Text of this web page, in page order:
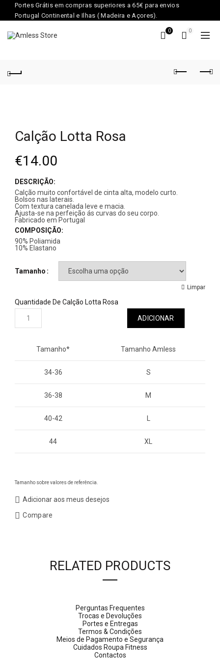
Portes Grátis em compras superiores a 65€ para envios
Portugal Continental e Ilhas ( Madeira e Açores).
0 0
Calção Lotta Rosa
€14.00
DESCRIÇÃO:
Calção muito confortável de cinta alta, modelo curto.
Bolsos nas laterais.
Com textura canelada leve e macia.
Ajusta-se na perfeição ás curvas do seu corpo.
Fabricado em Portugal
COMPOSIÇÃO:
90% Poliamida
10% Elastano
Tamanho
Limpar
Quantidade De Calção Lotta Rosa
ADICIONAR
Tamanho* Tamanho Amless
34-36 S
36-38 M
40-42
44 XL
Tamanho sobre valores de referência.
Adicionar aos meus desejos
Compare
RELATED PRODUCTS
Perguntas Frequentes
Trocas e Devoluções
Portes e Entregas
Termos & Condições
Meios de Pagamento e Segurança
Cuidados Roupa Fitness
Contactos